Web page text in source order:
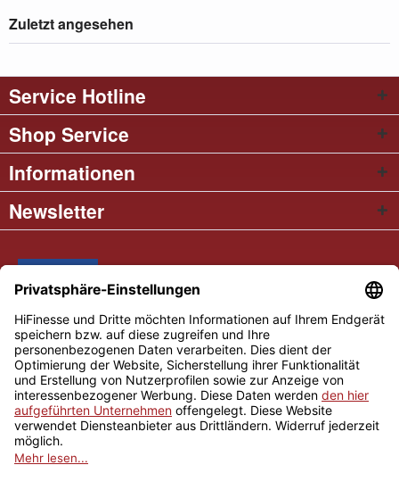
Zuletzt angesehen
Service Hotline
Shop Service
Informationen
Newsletter
* Alle Preise inkl. gesetzl. Mehrwertsteuer
Cookie settings Händler-Login
Über uns
Kontakt und Anfahrt
Versand und Zahlungsbedingungen